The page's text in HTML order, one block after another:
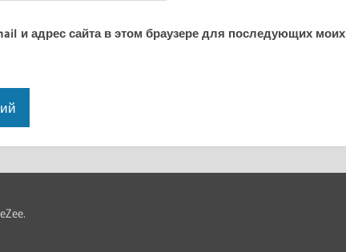
и адрес сайта в этом браузере для последующих моих